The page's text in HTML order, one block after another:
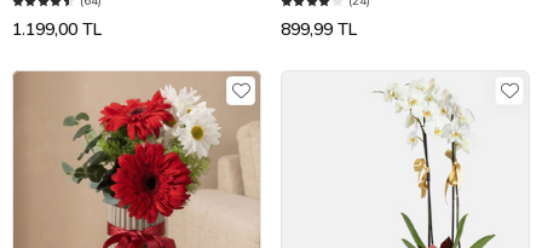
1.199,00 TL 899,99 TL